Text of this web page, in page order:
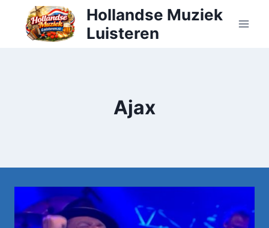
Doorgaan
inhoud
Hollandse Muziek
Luisteren
Ajax